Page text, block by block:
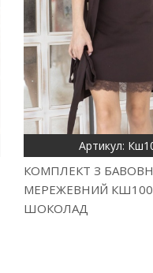
Артикул:
КОМПЛЕКТ З
МЕРЕЖЕВНИЙ
ШОКОЛАД